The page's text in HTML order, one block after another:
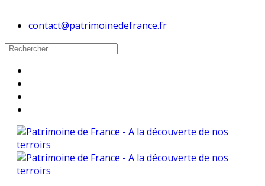
contact@patrimoinedefrance.fr